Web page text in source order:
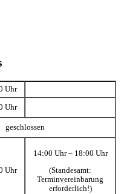
Uhr
Uhr
geschlossen
Uhr
14:00 Uhr – 18:00 Uhr
(Standesamt:
Terminvereinbarung
erforderlich!)